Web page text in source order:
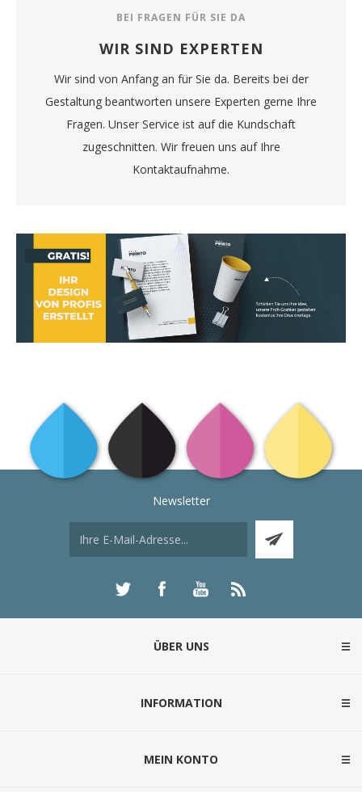
BEI FRAGEN FÜR SIE DA
WIR SIND EXPERTEN
Wir sind von Anfang an für Sie da. Bereits bei der
Gestaltung beantworten unsere Experten gerne Ihre
Fragen. Unser Service ist auf die Kundschaft
zugeschnitten. Wir freuen uns auf Ihre
Kontaktaufnahme.
Newsletter
ÜBER UNS
INFORMATION
MEIN KONTO